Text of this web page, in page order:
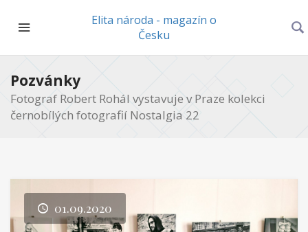
Elita národa - magazín o
Česku
Pozvánky
Fotograf Robert Rohál vystavuje v Praze kolekci
černobílých fotografií Nostalgia 22
01.09.2020